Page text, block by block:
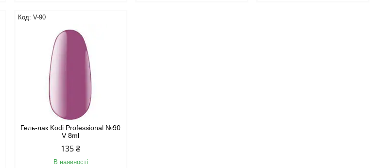
V-90
Гель-лак Kodi Professional №90
V 8ml
135 ₴
В наявності